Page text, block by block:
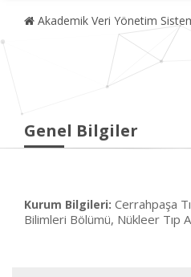
Akademik Veri Yönetim
Genel Bilgiler
Kurum Bilgileri: Cerrahpaşa
Bilimleri Bölümü, Nükleer Tıp